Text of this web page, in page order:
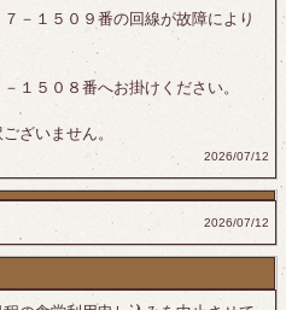
－１５０９番の回線が故障により
１５０８番へお掛けください。
ざいません。
2026/07/12
2026/07/12